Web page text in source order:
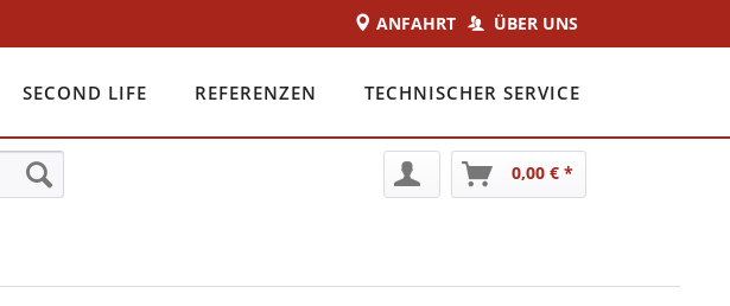
ÜBER UNS
ANFAHRT
SECOND LIFE REFERENZEN TECHNISCHER SERVICE
0,00 € *